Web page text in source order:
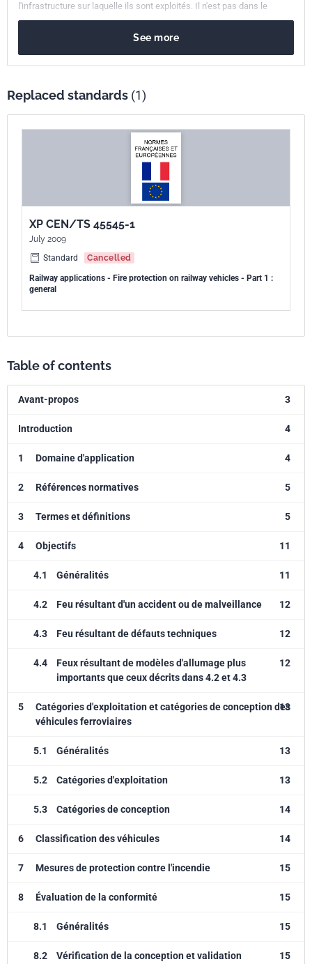
l'infrastructure sur laquelle ils sont exploités. Il n'est pas dans le
champ d'application du présent document de décrire les mesures de
protection des véhicules lors d'un incendie, les exigences présentées
ayant pour objectif de protéger les voyageurs et le personnel de bord.
couverts par la NF EN 45545. La protection des voyageurs et du
dus à la conception des équipements ou à la conception du véhicule
(Partie 1, Partie 4, Partie 5 et Partie 7) ; à minimiser la possibilité
à des accidents ou des actes de vandalisme (Partie 1, Partie 2) ; à
détecter un incendie s'il se produit (Partie 6) ; à limiter la propagation
de l'incendie par des spécifications des matériaux selon leur
catégories d'exploitation (Partie 2) et les mesures pour le contenir
(Partie 3) ; à minimiser les effets de l'incendie en terme de chaleur,
fumée et gaz toxiques sur les voyageurs et le personnel de bord par
des spécifications des matériaux installés dans les véhicules
See more
Replaced standards (1)
XP CEN/TS 45545-1
July 2009
Standard
Cancelled
Railway applications - Fire protection on railway vehicles - Part 1 :
general
Table of contents
Avant-propos 3
Introduction 4
1 Domaine d'application 4
2 Références normatives 5
3 Termes et définitions 5
4 Objectifs 11
4.1 Généralités 11
4.2 Feu résultant d'un accident ou de malveillance 12
4.3 Feu résultant de défauts techniques 12
4.4
Feux résultant de modèles d'allumage plus
importants que ceux décrits dans 4.2 et 4.3
12
5
Catégories d'exploitation et catégories de conception des
véhicules ferroviaires
13
5.1 Généralités 13
5.2 Catégories d'exploitation 13
5.3 Catégories de conception 14
6 Classification des véhicules 14
7 Mesures de protection contre l'incendie 15
8 Évaluation de la conformité 15
8.1 Généralités 15
8.2 Vérification de la conception et validation 15